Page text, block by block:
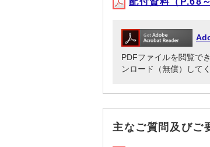
PDFファイルを閲覧で
ンロード（無償）して
主なご質問及びご